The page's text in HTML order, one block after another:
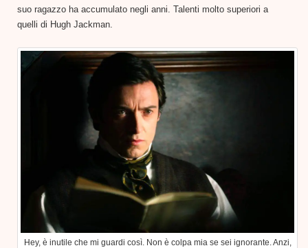
suo ragazzo ha accumulato negli anni. Talenti molto superiori a
quelli di Hugh Jackman.
Hey, è inutile che mi guardi così. Non è colpa mia se sei ignorante. Anzi,